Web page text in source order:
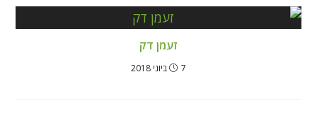
זעמן דק
7 ביוני 2018